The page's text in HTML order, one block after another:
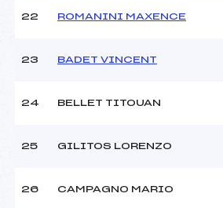
22 ROMANINI MAXENCE
23 BADET VINCENT
24 BELLET TITOUAN
25 GILITOS LORENZO
26 CAMPAGNO MARIO